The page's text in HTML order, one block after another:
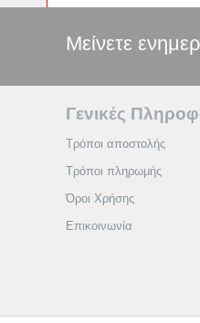
Μείνετε
Γενικές
Τρόποι αποστολής
Τρόποι πληρωμής
Όροι Χρήσης
Επικοινωνία